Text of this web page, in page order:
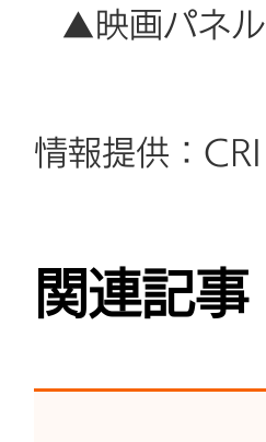
▲映画パネ
情報提供：
関連記事